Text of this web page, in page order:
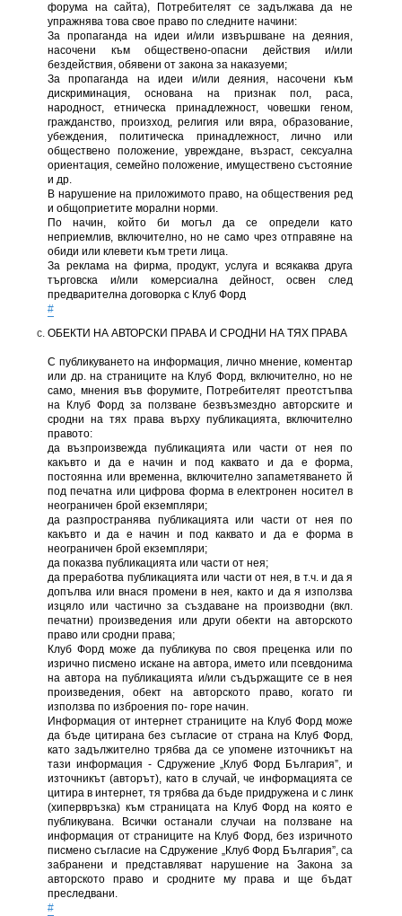
форума на сайта), Потребителят се задължава да не
упражнява това свое право по следните начини:
За пропаганда на идеи и/или извършване на деяния,
насочени към обществено-опасни действия и/или
бездействия, обявени от закона за наказуеми;
За пропаганда на идеи и/или деяния, насочени към
дискриминация, основана на признак пол, раса,
народност, етническа принадлежност, човешки геном,
гражданство, произход, религия или вяра, образование,
убеждения, политическа принадлежност, лично или
обществено положение, увреждане, възраст, сексуална
ориентация, семейно положение, имуществено състояние
и др.
В нарушение на приложимото право, на обществения ред
и общоприетите морални норми.
По начин, който би могъл да се определи като
неприемлив, включително, но не само чрез отправяне на
обиди или клевети към трети лица.
За реклама на фирма, продукт, услуга и всякаква друга
търговска и/или комерсиална дейност, освен след
предварителна договорка с Клуб Форд
#
ОБЕКТИ НА АВТОРСКИ ПРАВА И СРОДНИ НА ТЯХ ПРАВА
С публикуването на информация, лично мнение, коментар
или др. на страниците на Клуб Форд, включително, но не
само, мнения във форумите, Потребителят преотстъпва
на Клуб Форд за ползване безвъзмездно авторските и
сродни на тях права върху публикацията, включително
правото:
да възпроизвежда публикацията или части от нея по
какъвто и да е начин и под каквато и да е форма,
постоянна или временна, включително запаметяването й
под печатна или цифрова форма в електронен носител в
неограничен брой екземпляри;
да разпространява публикацията или части от нея по
какъвто и да е начин и под каквато и да е форма в
неограничен брой екземпляри;
да показва публикацията или части от нея;
да преработва публикацията или части от нея, в т.ч. и да я
допълва или внася промени в нея, както и да я използва
изцяло или частично за създаване на производни (вкл.
печатни) произведения или други обекти на авторското
право или сродни права;
Клуб Форд може да публикува по своя преценка или по
изрично писмено искане на автора, името или псевдонима
на автора на публикацията и/или съдържащите се в нея
произведения, обект на авторското право, когато ги
използва по изброения по- горе начин.
Информация от интернет страниците на Клуб Форд може
да бъде цитирана без съгласие от страна на Клуб Форд,
като задължително трябва да се упомене източникът на
тази информация - Сдружение „Клуб Форд България”, и
източникът (авторът), като в случай, че информацията се
цитира в интернет, тя трябва да бъде придружена и с линк
(хипервръзка) към страницата на Клуб Форд на която е
публикувана. Всички останали случаи на ползване на
информация от страниците на Клуб Форд, без изричното
писмено съгласие на Сдружение „Клуб Форд България”, са
забранени и представляват нарушение на Закона за
авторското право и сродните му права и ще бъдат
преследвани.
#